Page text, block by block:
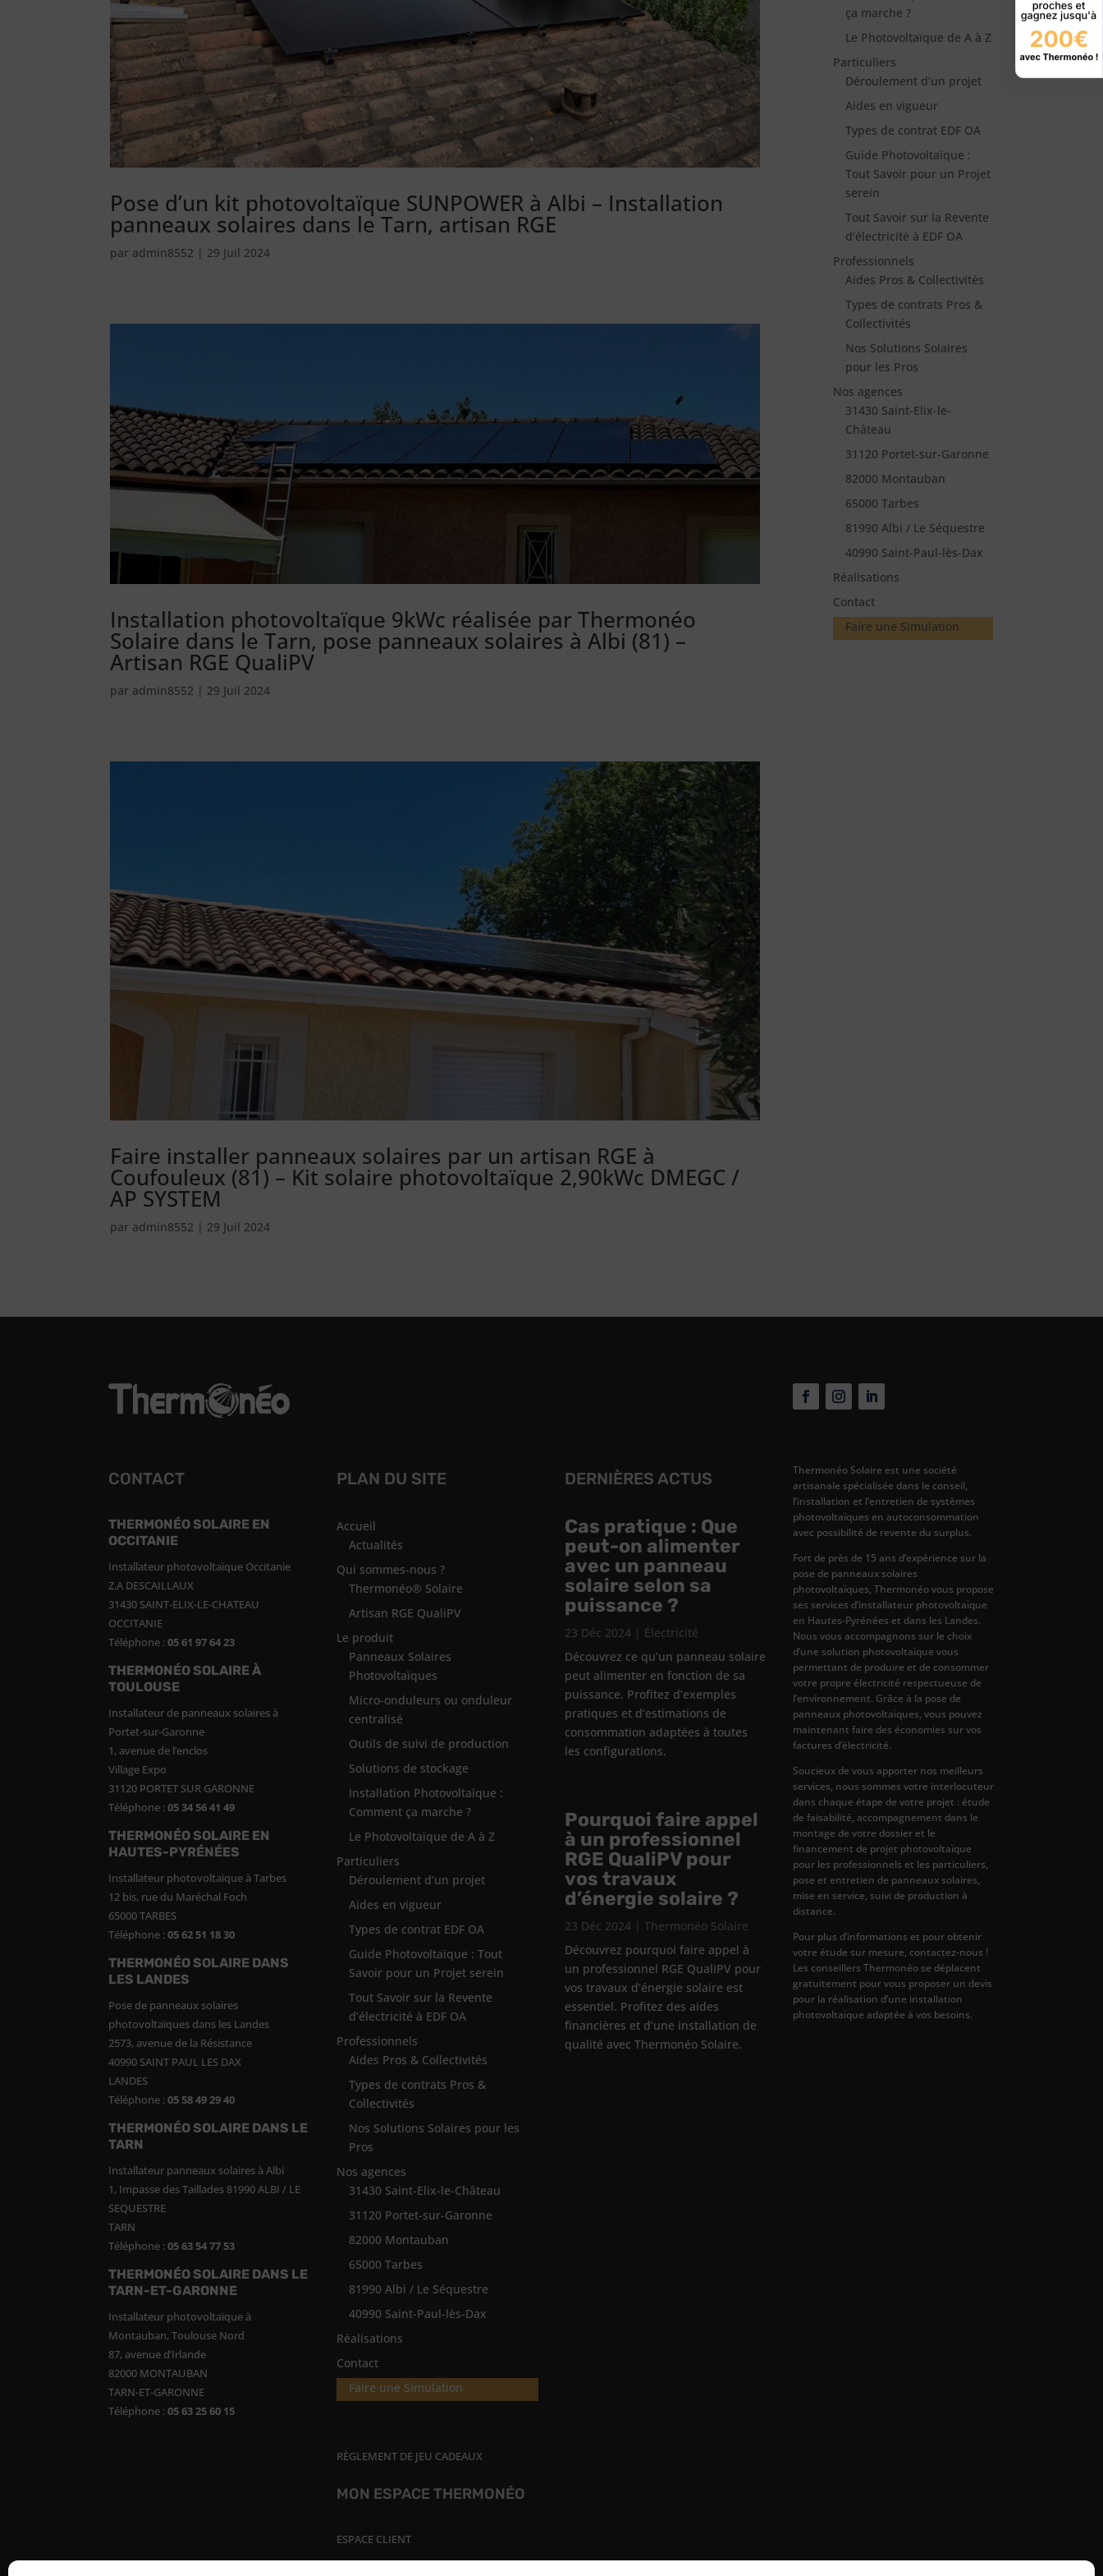
Pose d’un kit photovoltaïque SUNPOWER à Albi – Installation
panneaux solaires dans le Tarn, artisan RGE
par admin8552 | 29 Juil 2024
Installation photovoltaïque 9kWc réalisée par Thermonéo
Solaire dans le Tarn, pose panneaux solaires à Albi (81) –
Artisan RGE QualiPV
par admin8552 | 29 Juil 2024
Faire installer panneaux solaires par un artisan RGE à
Coufouleux (81) – Kit solaire photovoltaïque 2,90kWc DMEGC /
AP SYSTEM
par admin8552 | 29 Juil 2024
ça marche ?
Le Photovoltaïque de A à Z
Particuliers
Déroulement d’un projet
Aides en vigueur
Types de contrat EDF OA
Guide Photovoltaïque :
Tout Savoir pour un Projet
serein
Tout Savoir sur la Revente
d’électricité à EDF OA
Professionnels
Aides Pros & Collectivités
Types de contrats Pros &
Collectivités
Nos Solutions Solaires
pour les Pros
Nos agences
31430 Saint-Elix-le-
Château
31120 Portet-sur-Garonne
82000 Montauban
65000 Tarbes
81990 Albi / Le Séquestre
40990 Saint-Paul-lès-Dax
Réalisations
Contact
Faire une Simulation
CONTACT
THERMONÉO SOLAIRE EN
OCCITANIE
Installateur photovoltaïque Occitanie
Z.A DESCAILLAUX
31430 SAINT-ELIX-LE-CHATEAU
OCCITANIE
Téléphone :05 61 97 64 23
THERMONÉO SOLAIRE À
TOULOUSE
Installateur de panneaux solaires à
Portet-sur-Garonne
1, avenue de l’enclos
Village Expo
31120 PORTET SUR GARONNE
Téléphone :05 34 56 41 49
THERMONÉO SOLAIRE EN
HAUTES-PYRÉNÉES
Installateur photovoltaïque à Tarbes
12 bis, rue du Maréchal Foch
65000 TARBES
Téléphone :05 62 51 18 30
THERMONÉO SOLAIRE DANS
LES LANDES
Pose de panneaux solaires
photovoltaïques dans les Landes
2573, avenue de la Résistance
40990 SAINT PAUL LES DAX
LANDES
Téléphone :05 58 49 29 40
THERMONÉO SOLAIRE DANS LE
TARN
Installateur panneaux solaires à Albi
1, Impasse des Taillades 81990 ALBI / LE
SEQUESTRE
TARN
Téléphone :05 63 54 77 53
THERMONÉO SOLAIRE DANS LE
TARN-ET-GARONNE
Installateur photovoltaïque à
Montauban, Toulouse Nord
87, avenue d’Irlande
82000 MONTAUBAN
TARN-ET-GARONNE
Téléphone :05 63 25 60 15
PLAN DU SITE
Accueil
Actualités
Qui sommes-nous ?
Thermonéo® Solaire
Artisan RGE QualiPV
Le produit
Panneaux Solaires
Photovoltaïques
Micro-onduleurs ou onduleur
centralisé
Outils de suivi de production
Solutions de stockage
Installation Photovoltaïque :
Comment ça marche ?
Le Photovoltaïque de A à Z
Particuliers
Déroulement d’un projet
Aides en vigueur
Types de contrat EDF OA
Guide Photovoltaïque : Tout
Savoir pour un Projet serein
Tout Savoir sur la Revente
d’électricité à EDF OA
Professionnels
Aides Pros & Collectivités
Types de contrats Pros &
Collectivités
Nos Solutions Solaires pour les
Pros
Nos agences
31430 Saint-Elix-le-Château
31120 Portet-sur-Garonne
82000 Montauban
65000 Tarbes
81990 Albi / Le Séquestre
40990 Saint-Paul-lès-Dax
Réalisations
Contact
Faire une Simulation
RÈGLEMENT DE JEU CADEAUX
MON ESPACE THERMONÉO
ESPACE CLIENT
DERNIÈRES ACTUS
Cas pratique : Que
peut-on alimenter
avec un panneau
solaire selon sa
puissance ?
23 Déc 2024 | Électricité
Découvrez ce qu’un panneau solaire
peut alimenter en fonction de sa
puissance. Profitez d’exemples
pratiques et d’estimations de
consommation adaptées à toutes
les configurations.
Pourquoi faire appel
à un professionnel
RGE QualiPV pour
vos travaux
d’énergie solaire ?
23 Déc 2024 |Thermonéo Solaire
Découvrez pourquoi faire appel à
un professionnel RGE QualiPV pour
vos travaux d’énergie solaire est
essentiel. Profitez des aides
financières et d’une installation de
qualité avec Thermonéo Solaire.
Thermonéo Solaire est une société
artisanale spécialisée dans le conseil,
l’installation et l’entretien de systèmes
photovoltaïques en autoconsommation
avec possibilité de revente du surplus.
Fort de près de 15 ans d’expérience sur la
pose de panneaux solaires
photovoltaïques, Thermonéo vous propose
ses services d’installateur photovoltaïque
en Hautes-Pyrénées et dans les Landes.
Nous vous accompagnons sur le choix
d’une solution photovoltaïque vous
permettant de produire et de consommer
votre propre électricité respectueuse de
l’environnement. Grâce à la pose de
panneaux photovoltaïques, vous pouvez
maintenant faire des économies sur vos
factures d’électricité.
Soucieux de vous apporter nos meilleurs
services, nous sommes votre interlocuteur
dans chaque étape de votre projet : étude
de faisabilité, accompagnement dans le
montage de votre dossier et le
financement de projet photovoltaïque
pour les professionnels et les particuliers,
pose et entretien de panneaux solaires,
mise en service, suivi de production à
distance.
Pour plus d’informations et pour obtenir
votre étude sur mesure, contactez-nous !
Les conseillers Thermonéo se déplacent
gratuitement pour vous proposer un devis
pour la réalisation d’une installation
photovoltaïque adaptée à vos besoins.